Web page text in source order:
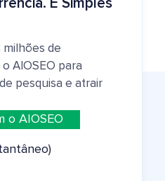
É Simples
milhões de
AIOSEO para
pesquisa e atrair
o AIOSEO